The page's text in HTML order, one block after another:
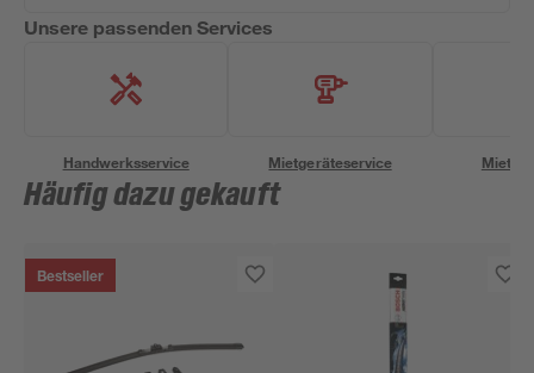
Unsere passenden Services
Handwerksservice Mietgeräteservice
Häufig dazu gekauft
Bestseller